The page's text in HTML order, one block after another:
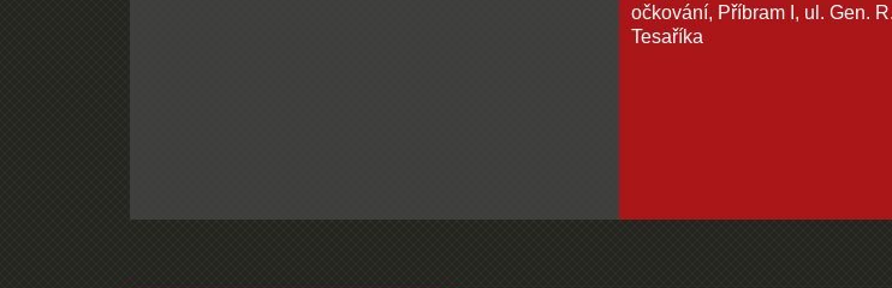
očkování, Příbram I, ul. Gen. R.
Tesaříka